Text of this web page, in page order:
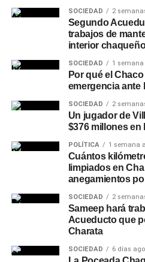
SOCIEDAD 2
Segundo
trabajos de
interior
SOCIEDAD 1 semana
Por qué el
emergencia ante
SOCIEDAD 2
Un jugador de
$376 millones en
POLÍTICA 1 semana
Cuántos
limpiados en
anegamientos
SOCIEDAD 2
Sameep hará
Acueducto que
Charata
SOCIEDAD 6 días ago